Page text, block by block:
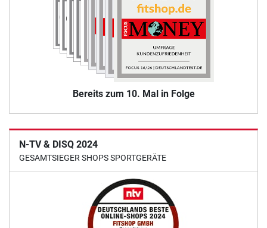
Bereits zum 10. Mal in Folge
N-TV & DISQ 2024
GESAMTSIEGER SHOPS SPORTGERÄTE